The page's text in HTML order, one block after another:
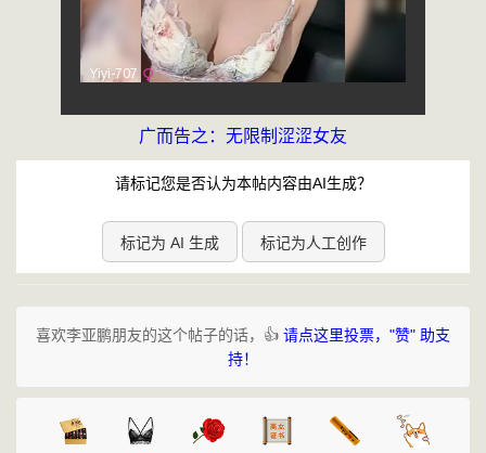
广而告之：无限制涩涩女友
请标记您是否认为本帖内容由AI生成？
标记为 AI 生成 标记为人工创作
喜欢李亚鹏朋友的这个帖子的话，👍 请点这里投票，"赞" 助支
持！